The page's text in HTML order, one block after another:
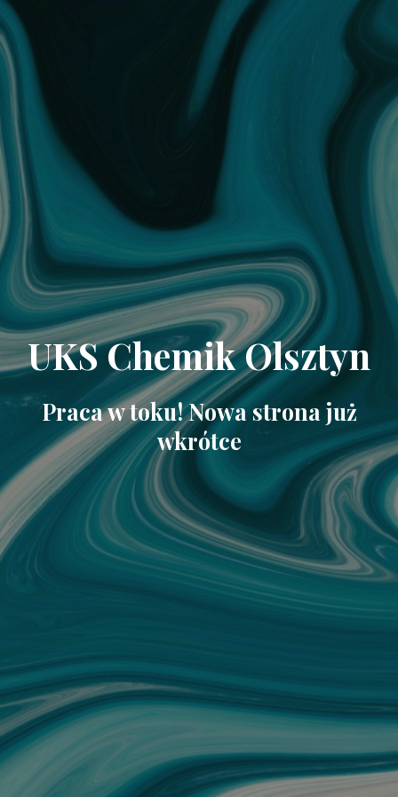
UKS Chemik Olsztyn
Praca w toku! Nowa strona już
wkrótce